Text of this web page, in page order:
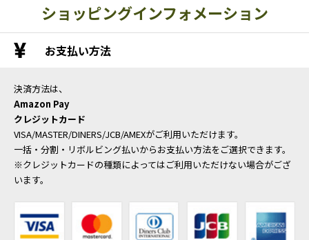
ショッピングインフォメーション
お支払い方法
決済方法は、
Amazon Pay
クレジットカード
VISA/MASTER/DINERS/JCB/AMEXがご利用いただけます。
一括・分割・リボルビング払いからお支払い方法をご選択できます。
※クレジットカードの種類によってはご利用いただけない場合がござ
います。